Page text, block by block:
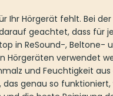
Ihr Hörgerät fehlt. Bei
geachtet, dass für
in ReSound-, Beltone-
Hörgeräten verwendet
und Feuchtigkeit
genau so funktioniert,